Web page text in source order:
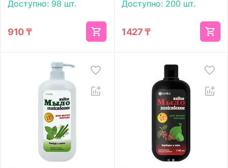
Арктика 1100 мл
Доступно: 98 шт.
910 ₸
Арктика с дозатором
Доступно: 200 шт.
1427 ₸